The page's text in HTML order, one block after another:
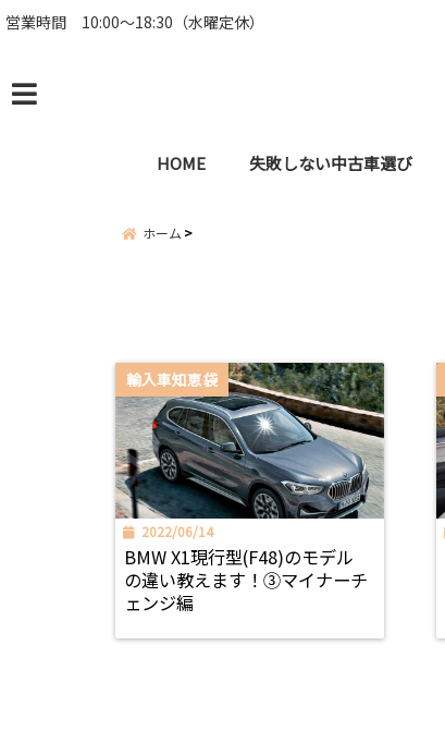
営業時間 10:00～18:30（水曜定休）
HOME 失敗しない中古車選び
ホーム
輸入車知恵袋
2022/06/14
BMW X1現行型(F48)のモデル
の違い教えます！③マイナーチ
ェンジ編